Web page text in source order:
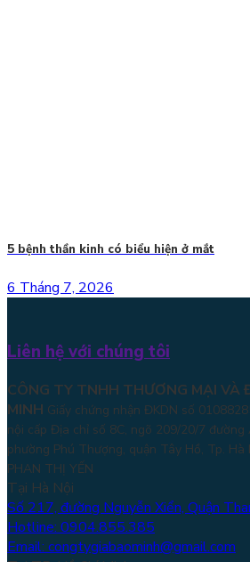
5 bệnh thần kinh có biểu hiện ở mắt
6 Tháng 7, 2026
Liên hệ với chúng tôi
CÔNG TY TNHH THƯƠNG MẠI VÀ
MINH Giấy chứng nhận ĐKDN số
nội cấp Địa chỉ số 8C, ngõ 209/20/7 đường
phường Phú Thượng, quận Tây Hồ, Tp. Hà
PHAN THỊ YẾN
Tại Hà Nội
Số 217, đường Nguyễn Xiển, Quận
Hotline: 0904.855.385
Email: congtygiabaominh@gmail.com